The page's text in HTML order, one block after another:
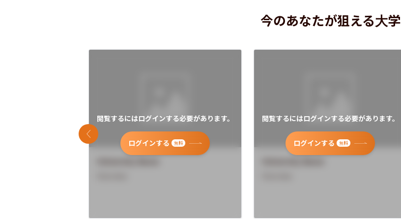
今のあなたが狙える大学
閲覧するにはログインする必要があります。
ログインする 無料
閲覧するにはログインする必要があります。
ログインする 無料
前のスライド